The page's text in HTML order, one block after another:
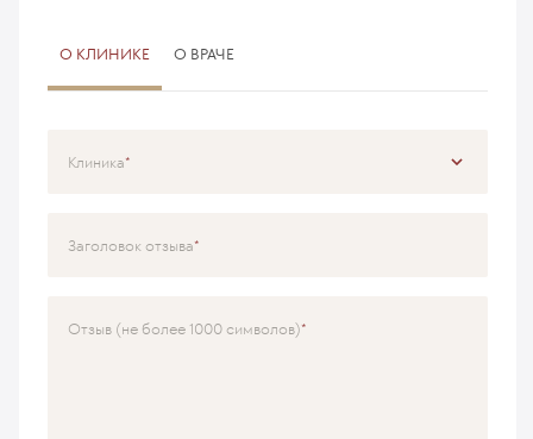
О КЛИНИКЕ О ВРАЧЕ
Клиника
Специализация
Заголовок отзыва
Отзыв (не более 1000 символов)